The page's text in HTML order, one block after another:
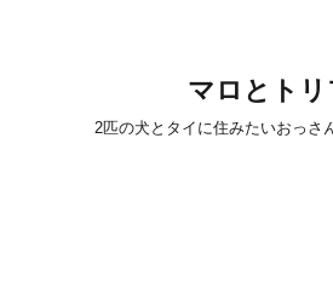
マロとトリ
2匹の犬とタイに住みたいおっさ